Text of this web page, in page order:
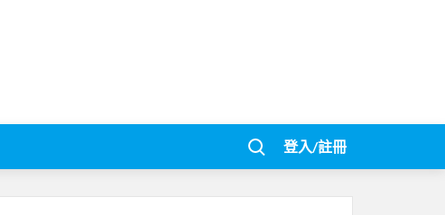
登入/註冊